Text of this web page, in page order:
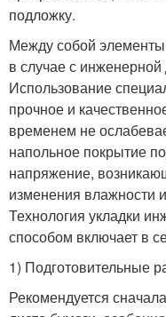
подложку.
Между собой
в случае с
Использование
прочное и
временем не
напольное покрытие
напряжение,
изменения влажности
Технология укладки
способом включает в
1) Подготовительные
Рекомендуется